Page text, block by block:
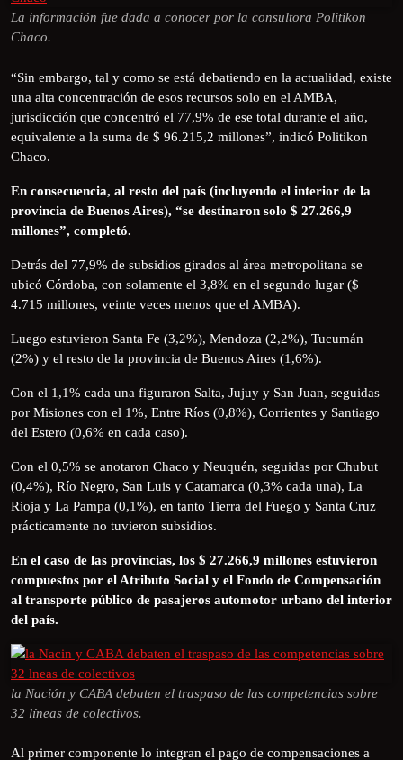
La información fue dada a conocer por la consultora Politikon
Chaco.
“Sin embargo, tal y como se está debatiendo en la actualidad, existe
una alta concentración de esos recursos solo en el AMBA,
jurisdicción que concentró el 77,9% de ese total durante el año,
equivalente a la suma de $ 96.215,2 millones”, indicó Politikon
Chaco.
En consecuencia, al resto del país (incluyendo el interior de la
provincia de Buenos Aires), “se destinaron solo $ 27.266,9
millones”, completó.
Detrás del 77,9% de subsidios girados al área metropolitana se
ubicó Córdoba, con solamente el 3,8% en el segundo lugar ($
4.715 millones, veinte veces menos que el AMBA).
Luego estuvieron Santa Fe (3,2%), Mendoza (2,2%), Tucumán
(2%) y el resto de la provincia de Buenos Aires (1,6%).
Con el 1,1% cada una figuraron Salta, Jujuy y San Juan, seguidas
por Misiones con el 1%, Entre Ríos (0,8%), Corrientes y Santiago
del Estero (0,6% en cada caso).
Con el 0,5% se anotaron Chaco y Neuquén, seguidas por Chubut
(0,4%), Río Negro, San Luis y Catamarca (0,3% cada una), La
Rioja y La Pampa (0,1%), en tanto Tierra del Fuego y Santa Cruz
prácticamente no tuvieron subsidios.
En el caso de las provincias, los $ 27.266,9 millones estuvieron
compuestos por el Atributo Social y el Fondo de Compensación
al transporte público de pasajeros automotor urbano del interior
del país.
la Nación y CABA debaten el traspaso de las competencias sobre
32 líneas de colectivos.
Al primer componente lo integran el pago de compensaciones a